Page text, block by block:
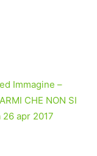
Immagine –
CHE NON SI
26 apr 2017